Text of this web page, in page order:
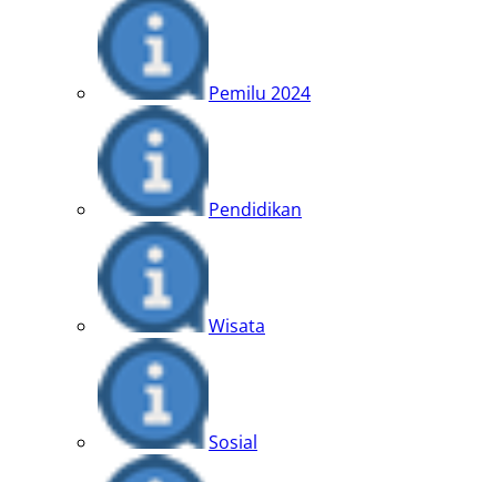
Pemilu 2024
Pendidikan
Wisata
Sosial